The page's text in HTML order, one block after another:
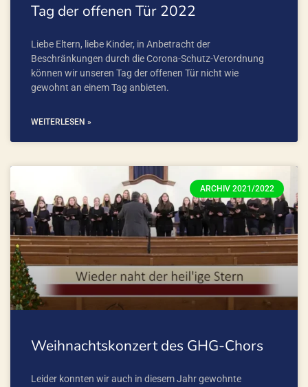
Tag der offenen Tür 2022
Liebe Eltern, liebe Kinder, in Anbetracht der
Beschränkungen durch die Corona-Schutz-Verordnung
können wir unseren Tag der offenen Tür nicht wie
gewohnt an einem Tag anbieten.
WEITERLESEN »
ARCHIV 2021/2022
Weihnachtskonzert des GHG-Chors
Leider konnten wir auch in diesem Jahr gewohnte